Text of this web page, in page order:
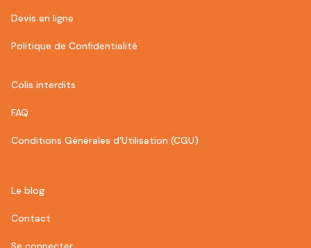
Devis en ligne
Politique de Confidentialité
Colis interdits
FAQ
Conditions Générales d'Utilisation‍ (CGU)
Le blog
Contact